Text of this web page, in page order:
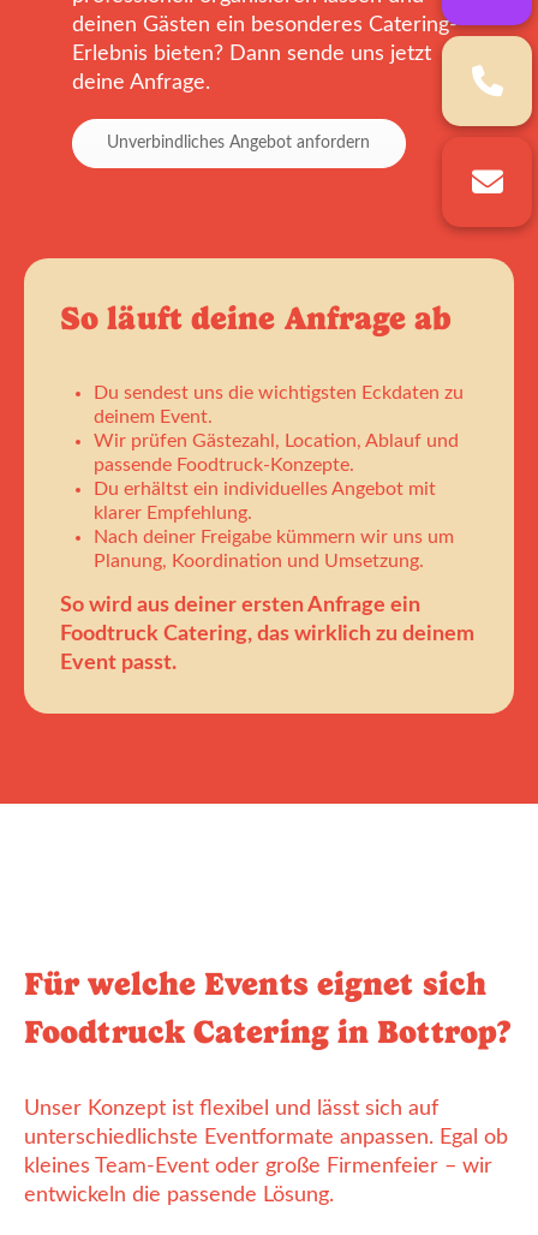
deinen Gästen ein besonderes Catering-
Erlebnis bieten? Dann sende uns jetzt
deine Anfrage.
Unverbindliches Angebot anfordern
So läuft deine Anfrage ab
Du sendest uns die wichtigsten Eckdaten zu
deinem Event.
Wir prüfen Gästezahl, Location, Ablauf und
passende Foodtruck-Konzepte.
Du erhältst ein individuelles Angebot mit
klarer Empfehlung.
Nach deiner Freigabe kümmern wir uns um
Planung, Koordination und Umsetzung.
So wird aus deiner ersten Anfrage ein
Foodtruck Catering, das wirklich zu deinem
Event passt.
Für welche Events eignet sich
Foodtruck Catering in Bottrop?
Unser Konzept ist flexibel und lässt sich auf
unterschiedlichste Eventformate anpassen. Egal ob
kleines Team-Event oder große Firmenfeier – wir
entwickeln die passende Lösung.